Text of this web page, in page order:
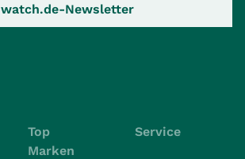
watch.de-Newsletter
Top
Marken
Service